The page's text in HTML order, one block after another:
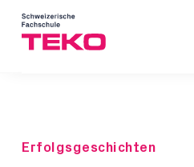
Erfolgsgeschichten